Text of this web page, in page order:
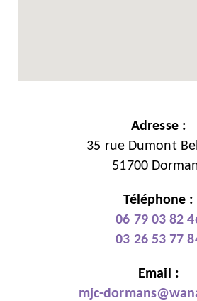
Adresse :
35 rue Dumont
51700
Téléphone :
06 79 03 82
03 26 53 77
Email :
mjc-